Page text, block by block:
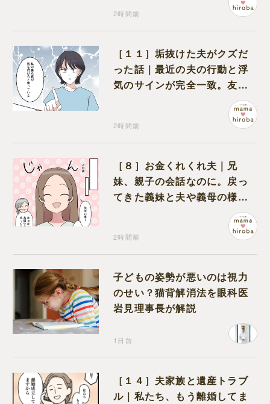
2時間前
［１１］垢抜けた夫がクズだ
った話｜最近の夫の行動と浮
気のサインが完全一致。友人
2時間前
［８］お金くれくれ夫｜兄
妹、親子の会話なのに。戻っ
てきた義妹と夫や義母の様子
2時間前
子どもの姿勢が悪いのは視力
のせい？猫背解消法を眼科医
岩見理事長が解説
1日前
［１４］夫家族と遺産トラブ
ル｜私たち、もう離婚してま